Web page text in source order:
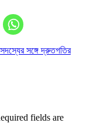
সদস্যের সঙ্গে দ্রুতগতির
fields are